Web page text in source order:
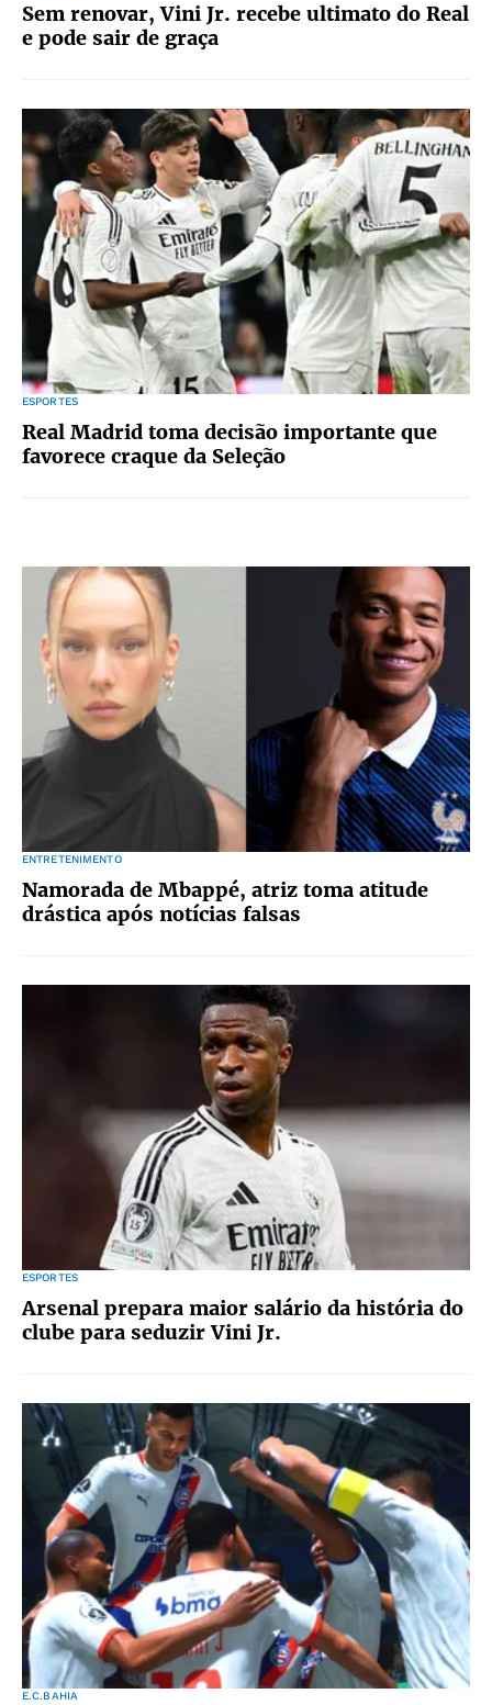
Sem renovar, Vini Jr. recebe ultimato do Real
e pode sair de graça
ESPORTES
Real Madrid toma decisão importante que
favorece craque da Seleção
ENTRETENIMENTO
Namorada de Mbappé, atriz toma atitude
drástica após notícias falsas
ESPORTES
Arsenal prepara maior salário da história do
clube para seduzir Vini Jr.
E.C.BAHIA